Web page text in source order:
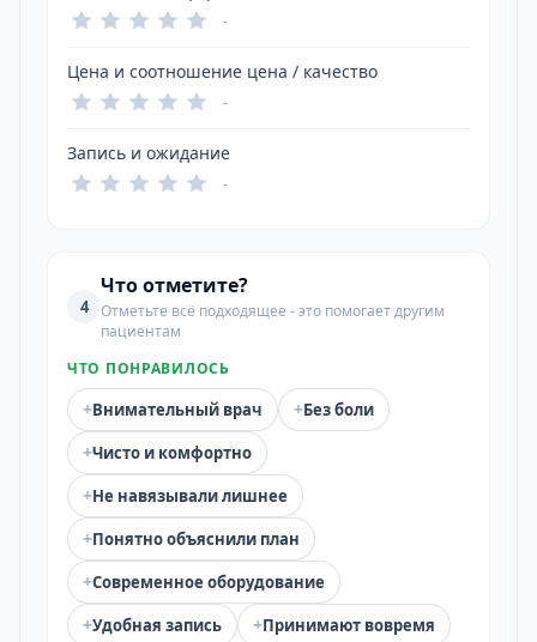
-
Цена и соотношение цена / качество
-
Запись и ожидание
-
4
Что отметите?
Отметьте всё подходящее - это помогает другим
пациентам
ЧТО ПОНРАВИЛОСЬ
+Внимательный врач +Без боли
+Чисто и комфортно
+Не навязывали лишнее
+Понятно объяснили план
+Современное оборудование
+Удобная запись +Принимают вовремя